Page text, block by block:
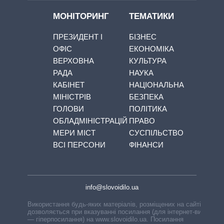
МОНІТОРИНГ
ПРЕЗИДЕНТ І
ОФІС
ВЕРХОВНА
РАДА
КАБІНЕТ
МІНІСТРІВ
ГОЛОВИ
ОБЛАДМІНІСТРАЦІЙ
МЕРИ МІСТ
ВСІ ПЕРСОНИ
ТЕМАТИКИ
БІЗНЕС
ЕКОНОМІКА
КУЛЬТУРА
НАУКА
НАЦІОНАЛЬНА
БЕЗПЕКА
ПОЛІТИКА
ПРАВО
СУСПІЛЬСТВО
ФІНАНСИ
info@slovoidilo.ua
Використання будь-яких матеріалів, розміщених на сайті,
дозволяється при вказуванні посилання (для інтернет-видань
— гіперпосилання) на www.slovoidilo.ua. Посилання